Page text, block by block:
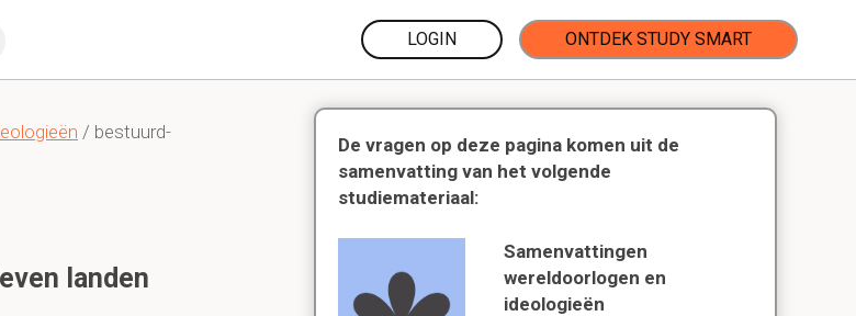
LOGIN ONTDEK STUDY SMART
/ bestuurd-
landen
De vragen op deze pagina komen uit de
samenvatting van het volgende
studiemateriaal:
Samenvattingen
wereldoorlogen en
ideologieën